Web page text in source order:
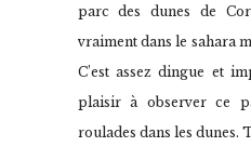
parc des dunes de
vraiment dans le sahara
C’est assez dingue et
plaisir à observer ce
roulades dans les dunes.